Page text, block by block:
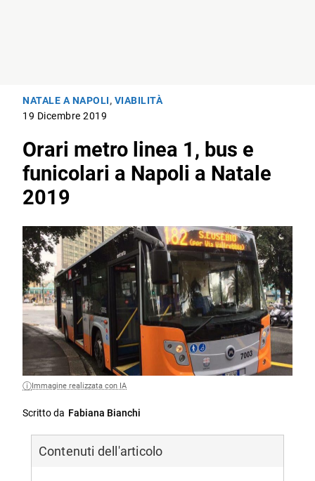
NATALE A NAPOLI, VIABILITÀ
19 Dicembre 2019
Orari metro linea 1, bus e
funicolari a Napoli a Natale
2019
Immagine realizzata con IA
Scritto da Fabiana Bianchi
Contenuti dell'articolo